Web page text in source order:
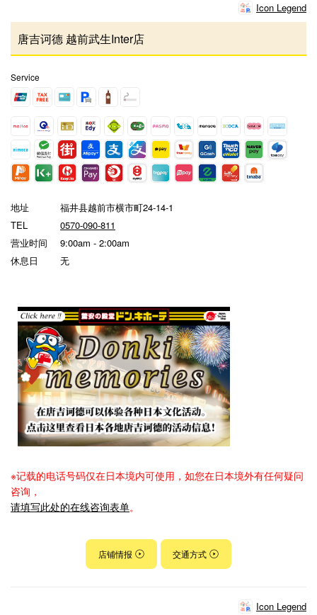
Icon Legend
唐吉诃德 越前武生Inter店
Service
地址
福井县越前市横市町24-14-1
TEL
0570-090-811
营业时间
9:00am - 2:00am
休息日
无
※记载的电话号码仅在日本境内可使用，如您在日本境外有任何疑问
咨询，
请填写此处的在线咨询表单。
店铺情报 交通方式
Icon Legend